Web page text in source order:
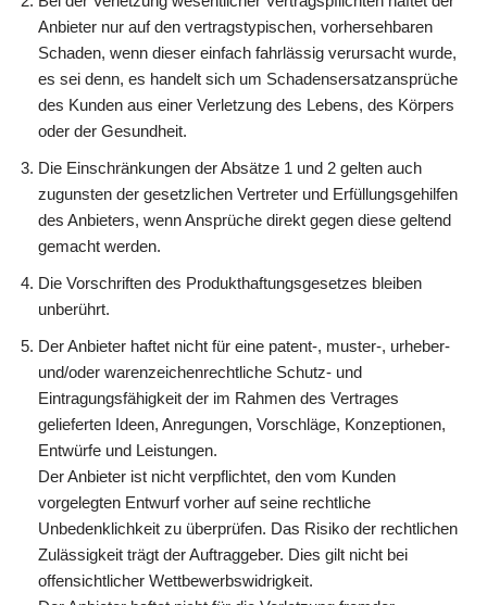
Anbieter nur auf den vertragstypischen, vorhersehbaren
Schaden, wenn dieser einfach fahrlässig verursacht wurde,
es sei denn, es handelt sich um Schadensersatzansprüche
des Kunden aus einer Verletzung des Lebens, des Körpers
oder der Gesundheit.
Die Einschränkungen der Absätze 1 und 2 gelten auch
zugunsten der gesetzlichen Vertreter und Erfüllungsgehilfen
des Anbieters, wenn Ansprüche direkt gegen diese geltend
gemacht werden.
Die Vorschriften des Produkthaftungsgesetzes bleiben
unberührt.
Der Anbieter haftet nicht für eine patent-, muster-, urheber-
und/oder warenzeichenrechtliche Schutz- und
Eintragungsfähigkeit der im Rahmen des Vertrages
gelieferten Ideen, Anregungen, Vorschläge, Konzeptionen,
Entwürfe und Leistungen.
Der Anbieter ist nicht verpflichtet, den vom Kunden
vorgelegten Entwurf vorher auf seine rechtliche
Unbedenklichkeit zu überprüfen. Das Risiko der rechtlichen
Zulässigkeit trägt der Auftraggeber. Dies gilt nicht bei
offensichtlicher Wettbewerbswidrigkeit.